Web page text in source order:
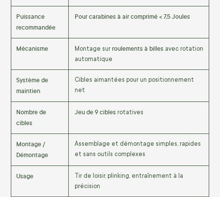
Puissance
recommandée
Pour carabines à air comprimé < 7,5 Joules
Mécanisme Montage sur roulements à billes avec rotation
automatique
Système de
maintien
Cibles aimantées pour un positionnement
net
Nombre de
cibles
Jeu de 9 cibles rotatives
Montage /
Démontage
Assemblage et démontage simples, rapides
et sans outils complexes
Usage
Tir de loisir, plinking, entraînement à la
précision